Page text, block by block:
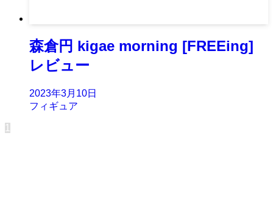
森倉円 kigae morning [FREEing]
レビュー
2023年3月10日
フィギュア
1